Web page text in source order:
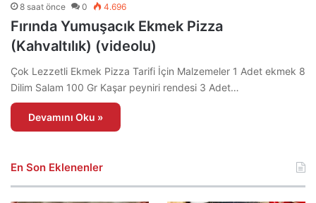
8 saat önce 0 4.696
Fırında Yumuşacık Ekmek Pizza
(Kahvaltılık) (videolu)
Çok Lezzetli Ekmek Pizza Tarifi İçin Malzemeler 1 Adet ekmek 8
Dilim Salam 100 Gr Kaşar peyniri rendesi 3 Adet…
Devamını Oku »
En Son Eklenenler